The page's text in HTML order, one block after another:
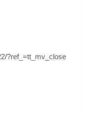
?ref_=tt_mv_close